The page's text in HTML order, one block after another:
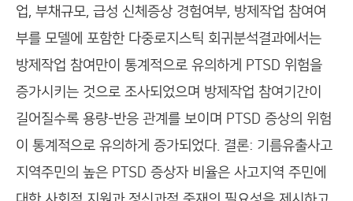
업, 부채규모, 급성 신체증상 경험여부, 방제작업 참여여
부를 모델에 포함한 다중로지스틱 회귀분석결과에서는
방제작업 참여만이 통계적으로 유의하게 PTSD 위험을
증가시키는 것으로 조사되었으며 방제작업 참여기간이
길어질수록 용량-반응 관계를 보이며 PTSD 증상의 위험
이 통계적으로 유의하게 증가되었다. 결론: 기름유출사고
지역주민의 높은 PTSD 증상자 비율은 사고지역 주민에